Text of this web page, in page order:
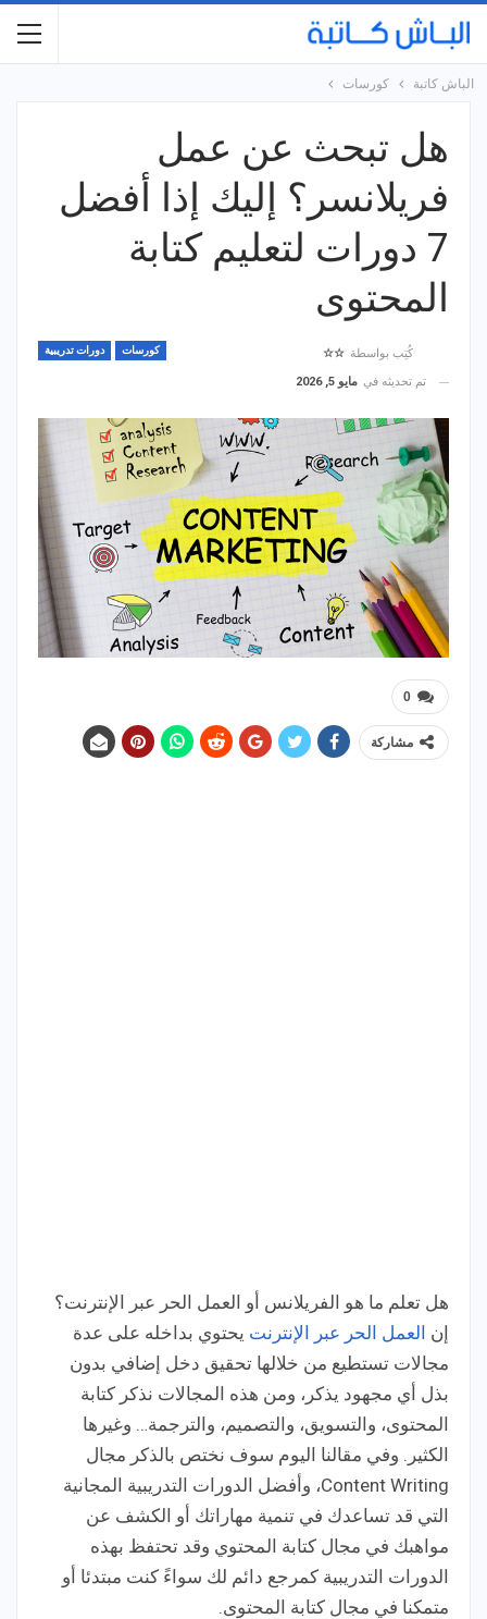
الباش كاتبة كورسات
هل تبحث عن عمل
فريلانسر؟ إليك إذا أفضل
7 دورات لتعليم كتابة
المحتوى
كورسات دورات تدريبية كُتِب بواسطة ☆☆
تم تحديثه في مايو 5, 2026
0
مشاركة
هل تعلم ما هو الفريلانس أو العمل الحر عبر الإنترنت؟
إن العمل الحر عبر الإنترنت يحتوي بداخله على عدة
مجالات تستطيع من خلالها تحقيق دخل إضافي بدون
بذل أي مجهود يذكر، ومن هذه المجالات نذكر كتابة
المحتوى، والتسويق، والتصميم، والترجمة… وغيرها
الكثير. وفي مقالنا اليوم سوف نختص بالذكر مجال
Content Writing، وأفضل الدورات التدريبية المجانية
التي قد تساعدك في تنمية مهاراتك أو الكشف عن
مواهبك في مجال كتابة المحتوي وقد تحتفظ بهذه
الدورات التدريبية كمرجع دائم لك سواءً كنت مبتدئا أو
متمكنا في مجال كتابة المحتوى.